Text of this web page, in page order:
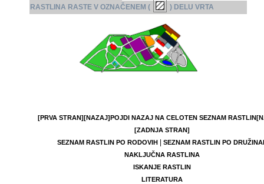
RASTLINA RASTE V OZNAČENEM (
) DELU VRTA
[PRVA STRAN][NAZAJ]POJDI NAZAJ NA CELOTEN SEZNAM RASTLIN
[ZADNJA STRAN]
SEZNAM RASTLIN PO RODOVIH|
SEZNAM RASTLIN PO
NAKLJUČNA RASTLINA
ISKANJE RASTLIN
LITERATURA